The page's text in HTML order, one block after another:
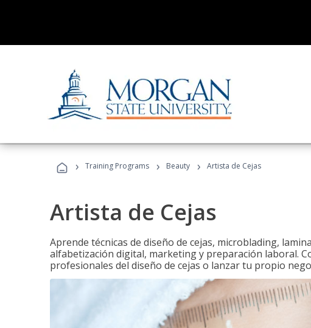
› Training Programs › Beauty › Artista de Cejas
Artista de Cejas
Aprende técnicas de diseño de cejas, microblading,
alfabetización digital, marketing y preparación laboral.
profesionales del diseño de cejas o lanzar tu propio